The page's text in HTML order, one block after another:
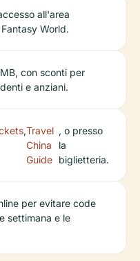
all'area
World.
con sconti per
e anziani.
,Travel
China
Guide
, o presso
la
biglietteria.
per evitare code
settimana e le